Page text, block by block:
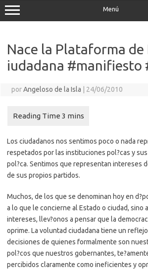
Menú
Nace la Plataforma de
iudadana #manifiesto
porAngeloso de la Isla 24/06/2010
Los ciudadanos nos sentimos poco o nada
respetados por las instituciones pol?cas y
pol?ca. Sentimos que representan intereses
de sus propios partidos.
Muchos, de los que se denominan hoy en
a lo que le concierne al Estado o ciudad, sino
intereses, llev?onos a pensar que la
oprime. La voluntad ciudadana tiene un
decisiones de quienes formalmente son
pol?cos que nuestros gobernantes,
percibidos claramente como ineficientes y